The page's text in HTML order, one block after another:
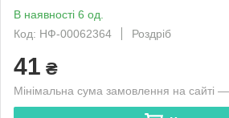
В наявності 6 од.
Код: НФ-00062364
Роздріб
41 ₴
Мінімальна сума замовлення на сайті